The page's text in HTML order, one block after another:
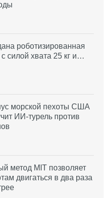
роботизированная
с силой хвата 25 кг и…
морской пехоты США
ИИ-турель против
метод MIT позволяет
двигаться в два раза